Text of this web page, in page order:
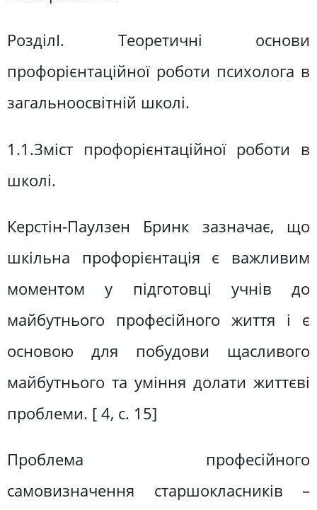
РозділI. Теоретичні основи
профорієнтаційної роботи психолога в
загальноосвітній школі.
1.1.Зміст профорієнтаційної роботи в
школі.
Керстін-Паулзен Бринк зазначає, що
шкільна профорієнтація є важливим
моментом у підготовці учнів до
майбутнього професійного життя і є
основою для побудови щасливого
майбутнього та уміння долати життєві
проблеми. [ 4, c. 15]
Проблема професійного
самовизначення старшокласників –